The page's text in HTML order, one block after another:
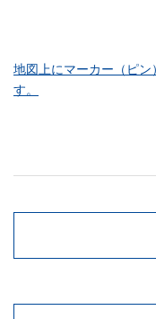
地図上にマーカー（ピ
す。